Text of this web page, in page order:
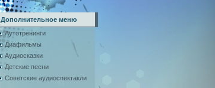
Дополнительное меню
Аутотренинги
Диафильмы
Аудиосказки
Детские песни
Советские аудиоспектакли